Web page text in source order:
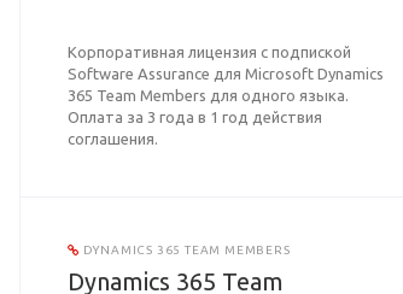
Корпоративная лицензия с подпиской
Software Assurance для Microsoft Dynamics
365 Team Members для одного языка.
Оплата за 3 года в 1 год действия
соглашения.
DYNAMICS 365 TEAM MEMBERS
Dynamics 365 Team